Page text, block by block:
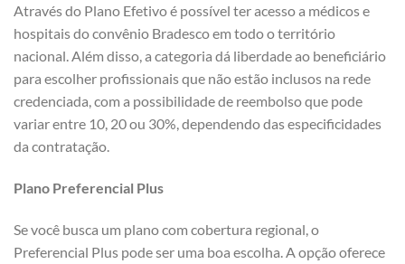
Através do Plano Efetivo é possível ter acesso a médicos e
hospitais do convênio Bradesco em todo o território
nacional. Além disso, a categoria dá liberdade ao beneficiário
para escolher profissionais que não estão inclusos na rede
credenciada, com a possibilidade de reembolso que pode
variar entre 10, 20 ou 30%, dependendo das especificidades
da contratação.
Plano Preferencial Plus
Se você busca um plano com cobertura regional, o
Preferencial Plus pode ser uma boa escolha. A opção oferece